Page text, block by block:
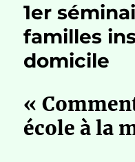
1er
familles
domicile
«
école à la